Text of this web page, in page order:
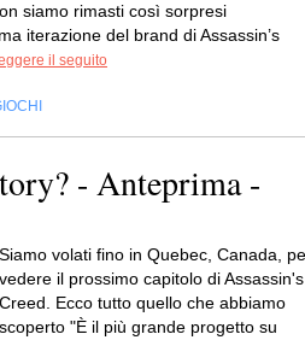
siamo rimasti così sorpresi
iterazione del brand di Assassin’s
il seguito
- Anteprima -
Siamo volati fino in Quebec, Canada,
vedere il prossimo capitolo di Assassin's
Creed. Ecco tutto quello che abbiamo
scoperto "È il più grande progetto su